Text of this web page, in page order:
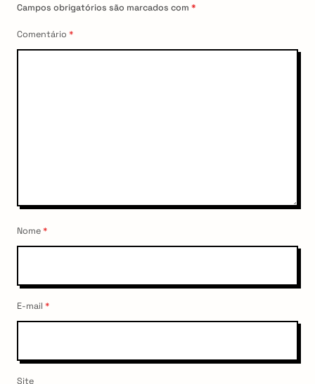
Campos obrigatórios são marcados com *
Comentário *
Nome*
E-mail *
Site